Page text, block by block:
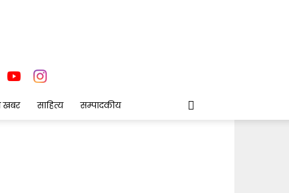
खबर साहित्य सम्पादकीय